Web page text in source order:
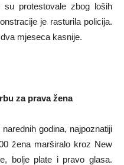
protestovale zbog loših
je rasturila policija.
mjeseca kasnije.
za prava žena
godina, najpoznatiji
žena marširalo kroz New
bolje plate i pravo glasa.